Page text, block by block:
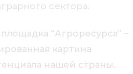
сектора.
“Агроресурса” –
картина
нашей страны.